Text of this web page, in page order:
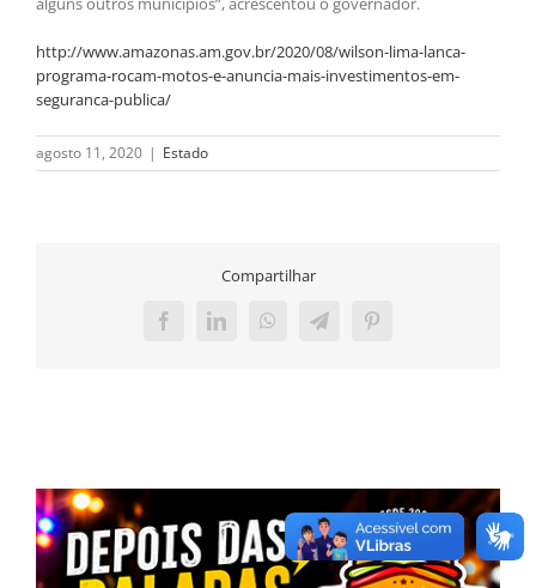
http://www.amazonas.am.gov.br/2020/08/wilson-lima-lanca-
programa-rocam-motos-e-anuncia-mais-investimentos-em-
seguranca-publica/
agosto 11, 2020 | Estado
Compartilhar
FacebookLinkedInWhatsAppTelegramPinterest